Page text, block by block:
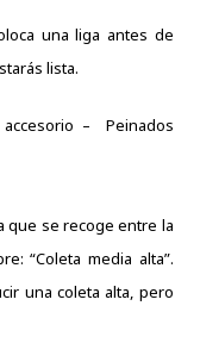
una liga antes de
lista.
accesorio – Peinados
que se recoge entre la
“Coleta media alta”.
una coleta alta, pero